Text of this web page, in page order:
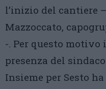
l’inizio del cantiere
Mazzoccato,
-. Per questo motivo
presenza del
Insieme per Sesto